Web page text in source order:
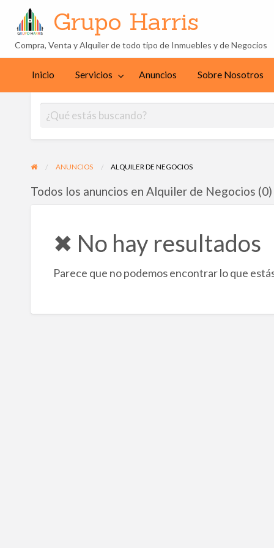
Sobre
Nosotros
Contacto
Grupo Harris
Compra, Venta y Alquiler de todo tipo de Inmuebles y de Negocios
Inicio Servicios Anuncios Sobre Nosotros
ANUNCIOS ALQUILER DE NEGOCIOS
Todos los anuncios en Alquiler de Negocios (0)
✖ No hay resultados
Parece que no podemos encontrar lo que